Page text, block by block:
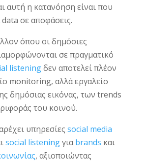
αυτή η κατανόηση είναι που
data σε αποφάσεις.
όπου οι δημόσιες
σε πραγματικό
listeningδεν αποτελεί πλέον
monitoring, αλλά εργαλείο
δημόσιας εικόνας, των trends
του κοινού.
υπηρεσίες social media
social listeningγιαbrands και
, αξιοποιώντας